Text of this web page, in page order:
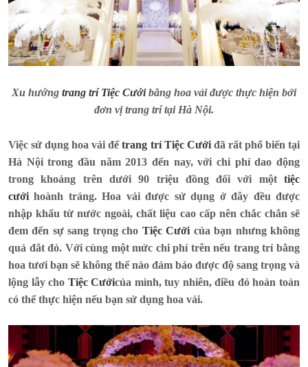
Xu hướng trang trí Tiệc Cướibằng hoa vải được thực hiện bởi
đơn vị trang trí tại Hà Nội.
Việc sử dụng hoa vải đểtrang trí Tiệc Cướiđã rất phổ biến tại
Hà Nội trong đầu năm 2013 đến nay, với chi phí dao động
trong khoảng trên dưới 90 triệu đồng đối với một tiệc
cưới hoành tráng. Hoa vải được sử dụng ở đây đều được
nhập khẩu từ nước ngoài, chất liệu cao cấp nên chắc chắn sẽ
đem đến sự sang trọng cho Tiệc Cưới của bạn nhưng không
quá đắt đỏ. Với cùng một mức chi phí trên nếu trang trí bằng
hoa tươi bạn sẽ không thể nào đảm bảo được độ sang trọng và
lộng lẫy cho Tiệc Cướicủa mình, tuy nhiên, điều đó hoàn toàn
có thể thực hiện nếu bạn sử dụng hoa vải.